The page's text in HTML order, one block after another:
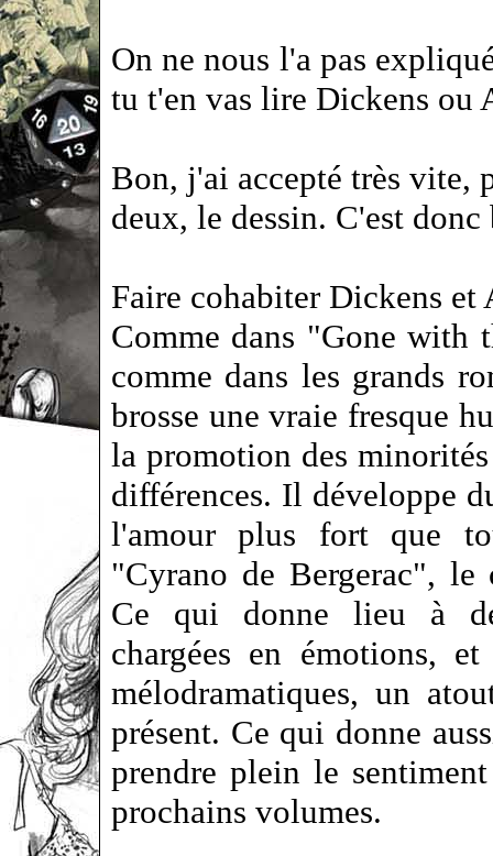
On ne nous l'a pas
tu t'en vas lire Dickens ou
Bon, j'ai accepté très vite,
deux, le dessin. C'est
Faire cohabiter Dickens
Comme dans "Gone with
comme dans les grands
brosse une vraie fresque
la promotion des
différences. Il développe
l'amour plus fort que
"Cyrano de Bergerac", le
Ce qui donne lieu à
chargées en émotions,
mélodramatiques, un
présent. Ce qui donne
prendre plein le
prochains volumes.